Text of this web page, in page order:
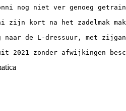
nog niet ver genoeg
zijn kort na het zadelmak
naar de L-dressuur, met
2021 zonder afwijkingen